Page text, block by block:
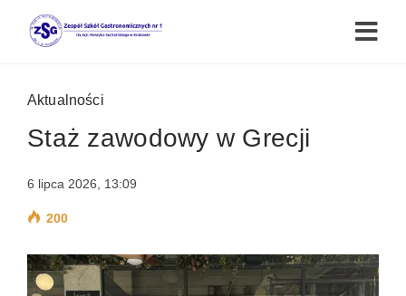
Aktualności
Staż zawodowy w Grecji
6 lipca 2026, 13:09
200